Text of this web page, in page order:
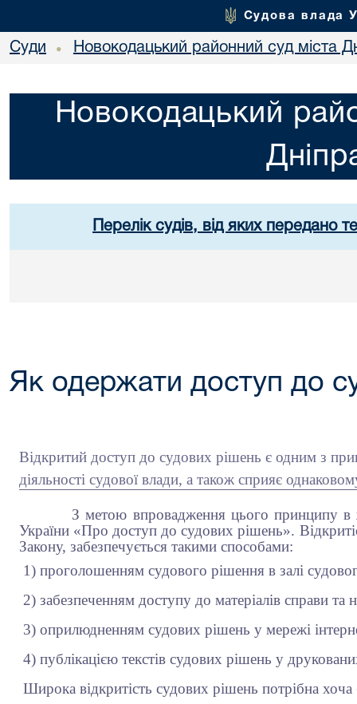
Судова влада
Суди • Новокодацький районний суд міста
Новокодацький
Перелік судів, від яких передано
Як одержати доступ до
Відкритий доступ до судових рішень є одним з
діяльності судової влади, а також сприяє
З метою впровадження цього принципу в
України «Про доступ до судових рішень».
Закону, забезпечується такими способами:
1) проголошенням судового рішення в залі
2) забезпеченням доступу до матеріалів справи та
3) оприлюдненням судових рішень у мережі
4) публікацією текстів судових рішень у
Широка відкритість судових рішень потрібна